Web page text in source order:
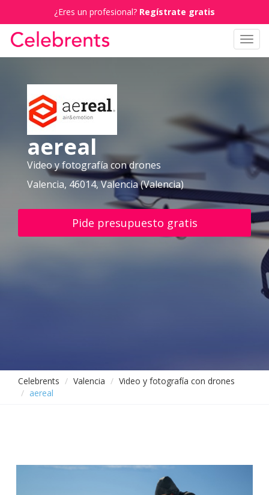
¿Eres un profesional? Regístrate gratis
aereal
Video y fotografía con drones
Valencia, 46014, Valencia (Valencia)
Pide presupuesto gratis
Celebrents Valencia
Video y fotografía con drones
aereal